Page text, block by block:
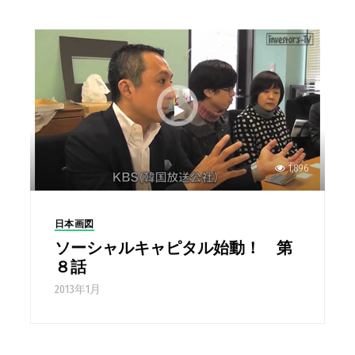
1,896
日本画図
ソーシャルキャピタル始動！ 第
８話
2013年1月